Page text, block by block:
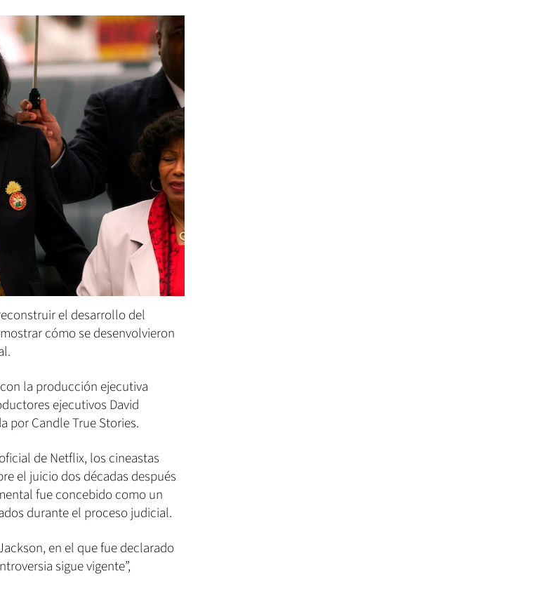
el desarrollo del
cómo se desenvolvieron
la producción ejecutiva
ejecutivos David
por Candle True Stories.
de Netflix, los cineastas
el juicio dos décadas después
fue concebido como un
durante el proceso judicial.
en el que fue declarado
sigue vigente”,